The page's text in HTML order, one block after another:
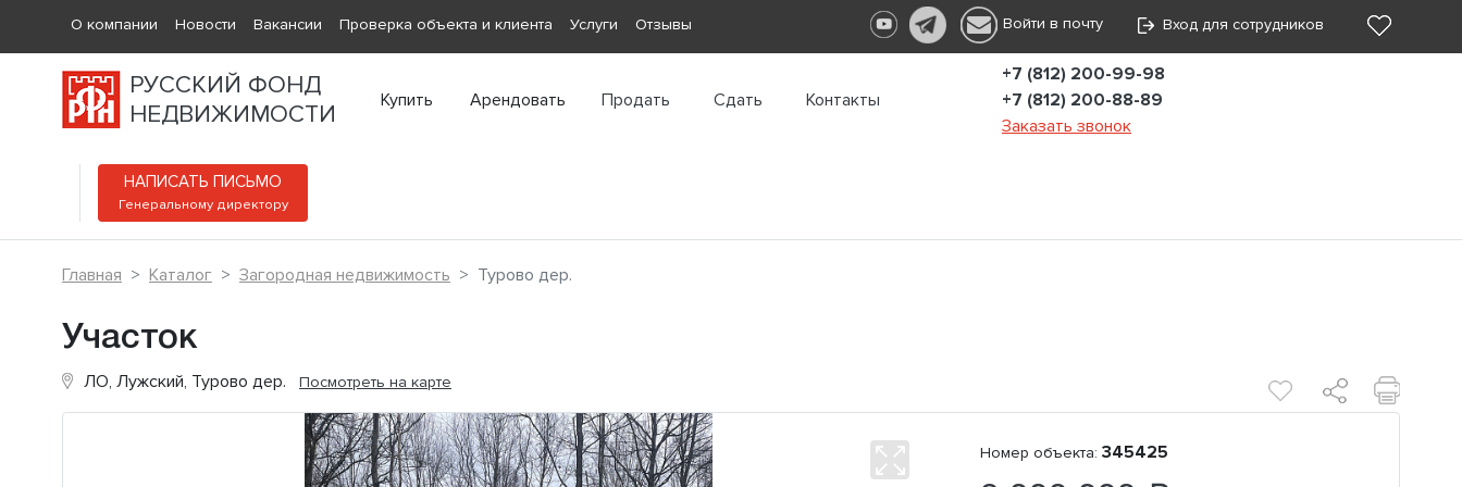
О компании Новости Вакансии Проверка объекта и клиента Услуги Отзывы Войти в почту Вход для сотрудников
РУССКИЙ ФОНД
НЕДВИЖИМОСТИ
Купить Арендовать Продать Сдать Контакты
+7 (812) 200-99-98
+7 (812) 200-88-89
Заказать звонок
НАПИСАТЬ ПИСЬМО
Генеральному директору
Главная Каталог Загородная недвижимость Турово дер.
Участок
ЛО, Лужский, Турово дер. Посмотреть на карте
Номер объекта: 345425